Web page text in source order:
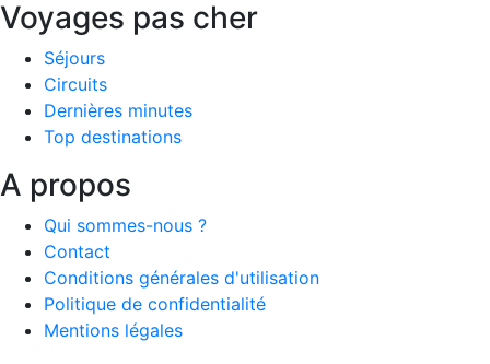
Voyages pas cher
Séjours
Circuits
Dernières minutes
Top destinations
A propos
Qui sommes-nous ?
Contact
Conditions générales d'utilisation
Politique de confidentialité
Mentions légales